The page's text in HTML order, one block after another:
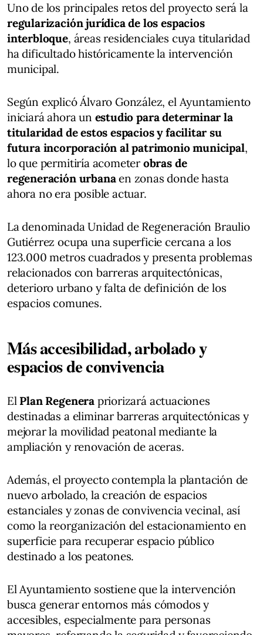
Uno de los principales retos del proyecto será la
regularización jurídica de los espacios
interbloque, áreas residenciales cuya titularidad
ha dificultado históricamente la intervención
municipal.
Según explicó Álvaro González, el Ayuntamiento
iniciará ahora un estudio para determinar la
titularidad de estos espacios y facilitar su
futura incorporación al patrimonio municipal,
lo que permitiría acometer obras de
regeneración urbanaen zonas donde hasta
ahora no era posible actuar.
La denominada Unidad de Regeneración Braulio
Gutiérrez ocupa una superficie cercana a los
123.000 metros cuadrados y presenta problemas
relacionados con barreras arquitectónicas,
deterioro urbano y falta de definición de los
espacios comunes.
Más accesibilidad, arbolado y
espacios de convivencia
El Plan Regenera priorizará actuaciones
destinadas a eliminar barreras arquitectónicas y
mejorar la movilidad peatonal mediante la
ampliación y renovación de aceras.
Además, el proyecto contempla la plantación de
nuevo arbolado, la creación de espacios
estanciales y zonas de convivencia vecinal, así
como la reorganización del estacionamiento en
superficie para recuperar espacio público
destinado a los peatones.
El Ayuntamiento sostiene que la intervención
busca generar entornos más cómodos y
accesibles, especialmente para personas